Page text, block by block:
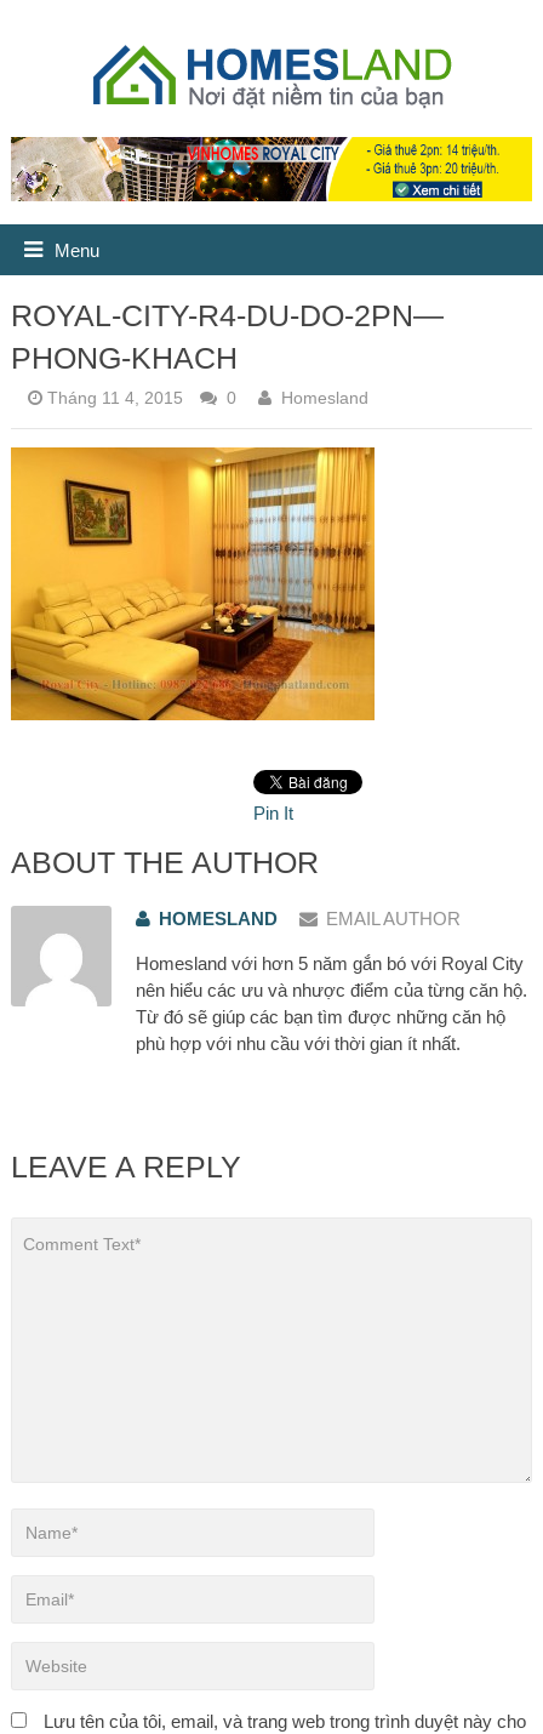
Menu
ROYAL-CITY-R4-DU-DO-2PN—
PHONG-KHACH
Tháng 11 4, 2015 0 Homesland
Pin It
ABOUT THE AUTHOR
HOMESLAND EMAIL AUTHOR
Homesland với hơn 5 năm gắn bó với Royal City
nên hiểu các ưu và nhược điểm của từng căn hộ.
Từ đó sẽ giúp các bạn tìm được những căn hộ
phù hợp với nhu cầu với thời gian ít nhất.
LEAVE A REPLY
Lưu tên của tôi, email, và trang web trong trình duyệt này cho